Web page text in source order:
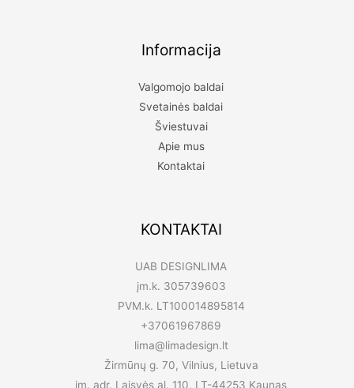
Informacija
Valgomojo baldai
Svetainės baldai
Šviestuvai
Apie mus
Kontaktai
KONTAKTAI
UAB DESIGNLIMA
įm.k. 305739603
PVM.k. LT100014895814
+37061967869
lima@limadesign.lt
Žirmūnų g. 70, Vilnius, Lietuva
įm. adr. Laisvės al. 110, LT-44253 Kaunas